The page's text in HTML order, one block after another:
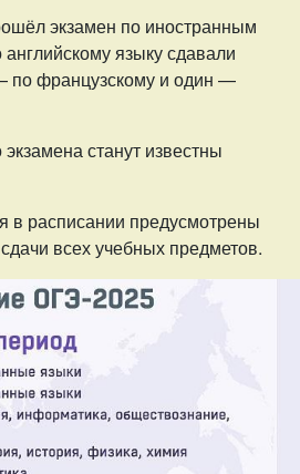
экзамен по иностранным
языку сдавали
по французскому и один —
станут известны
расписании предусмотрены
всех учебных предметов.